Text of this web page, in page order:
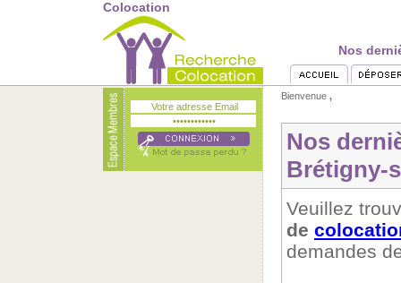
Colocation
Nos
Bienvenue ,
Nos
Brétigny-
Veuillez
de
demandes